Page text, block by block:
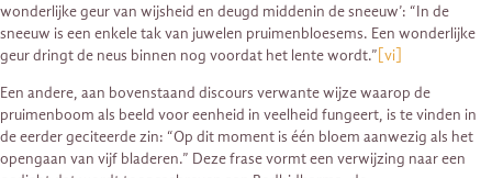
wonderlijke geur van wijsheid en deugd middenin de sneeuw’: “In de
sneeuw is een enkele tak van juwelen pruimenbloesems. Een wonderlijke
geur dringt de neus binnen nog voordat het lente wordt.” [vi]
Een andere, aan bovenstaand discours verwante wijze waarop de
pruimenboom als beeld voor eenheid in veelheid fungeert, is te vinden in
de eerder geciteerde zin: “Op dit moment is één bloem aanwezig als het
opengaan van vijf bladeren.” Deze frase vormt een verwijzing naar een